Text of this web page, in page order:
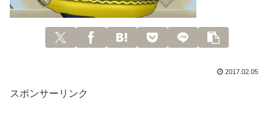
2017.02.05
スポンサーリンク